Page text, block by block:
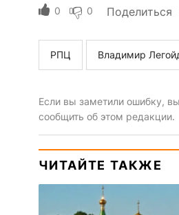
0 0 Поделиться
РПЦ Владимир
Если вы заметили ошибку,
сообщить об этом редакции.
ЧИТАЙТЕ ТАКЖЕ